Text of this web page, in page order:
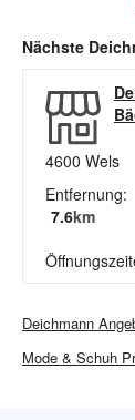
Nächste
4600 Wels
Entfernung:
7.6km
Deichmann
Mode & Schuh